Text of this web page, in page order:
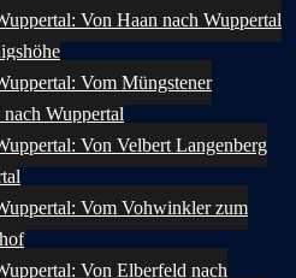
Von Haan nach Wuppertal
Vom Müngstener
Wuppertal
Von Velbert Langenberg
Vom Vohwinkler zum
Von Elberfeld nach